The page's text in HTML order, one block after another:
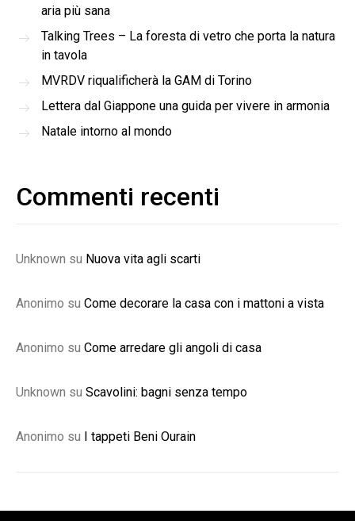
aria più sana
Talking Trees – La foresta di vetro che porta la natura
in tavola
MVRDV riqualificherà la GAM di Torino
Lettera dal Giappone una guida per vivere in armonia
Natale intorno al mondo
Commenti recenti
Unknown su Nuova vita agli scarti
Anonimo su Come decorare la casa con i mattoni a vista
Anonimo su Come arredare gli angoli di casa
Unknown su Scavolini: bagni senza tempo
Anonimo su I tappeti Beni Ourain